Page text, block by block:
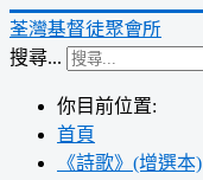
荃灣基督徒聚會所
搜尋...
你目前位置:
首頁
《詩歌》(增選本)